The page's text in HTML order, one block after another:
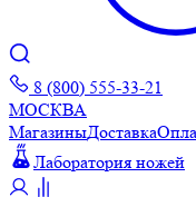
8 (800) 555-33-21
МОСКВА
МагазиныДоставка
Лаборатория ножей